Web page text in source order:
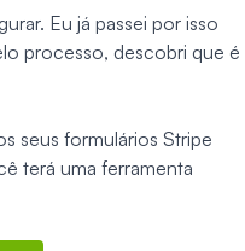
Eu já passei por isso
processo, descobri que é
seus formulários Stripe
terá uma ferramenta